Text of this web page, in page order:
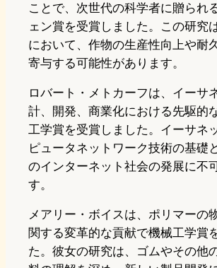
ことで、次世代の科学者に贈られ
ェン賞を受賞しました。この研究
において、作物の生産性向上や耐
寄与する可能性があります。
ロバート・メトカーフは、イーサ
計、開発、商業化における先駆的
工学賞を受賞しました。イーサネ
ピュータネットワーク技術の基礎
のインターネット社会の発展に不
す。
メアリー・ボイスは、ポリマーの
関する変革的な貢献で機械工学賞
た。彼女の研究は、ゴムやその他